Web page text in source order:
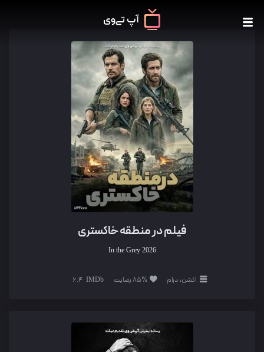
فیلم در منطقه خاکستری
In the Grey 2026
اکشن، درام 85% رضایت 6.4